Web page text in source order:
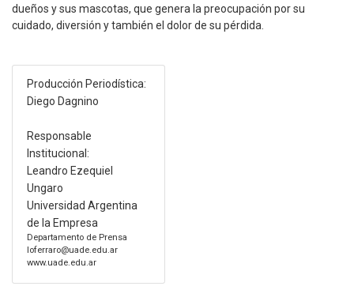
dueños y sus mascotas, que genera la preocupación por su
cuidado, diversión y también el dolor de su pérdida.
Producción Periodística:
Diego Dagnino
Responsable
Institucional:
Leandro Ezequiel
Ungaro
Universidad Argentina
de la Empresa
Departamento de Prensa
loferraro@uade.edu.ar
www.uade.edu.ar